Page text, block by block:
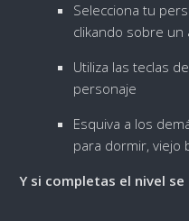
Selecciona tu
clikando sobre un
Utiliza las teclas
personaje
Esquiva a los
para dormir, viejo
Y si completas el nivel